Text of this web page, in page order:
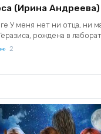
(Ирина Андреева)
У меня нет ни отца, ни
рождена в
2